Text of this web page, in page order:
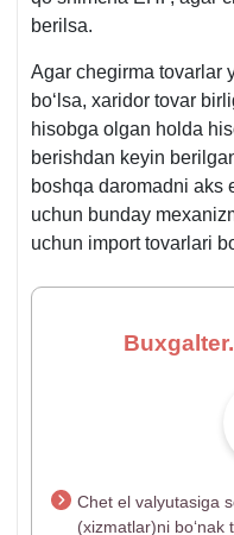
berilsa.
Agar chegirma tovarlar
boʻlsa, хaridor tovar
hisobga olgan holda
berishdan keyin
boshqa daromadni aks
uchun bunday
uchun import tovarlari
Chet el valyutasiga
(хizmatlar)ni boʻnak